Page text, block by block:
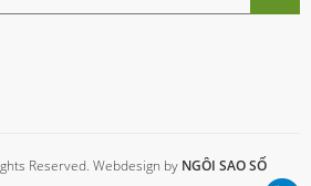
Reserved. Webdesign by NGÔI SAO SỐ